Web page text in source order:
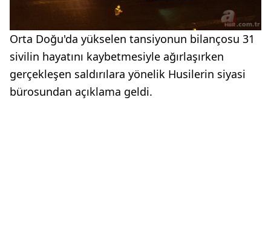
Orta Doğu'da yükselen tansiyonun bilançosu 31
sivilin hayatını kaybetmesiyle ağırlaşırken
gerçekleşen saldırılara yönelik Husilerin siyasi
bürosundan açıklama geldi.